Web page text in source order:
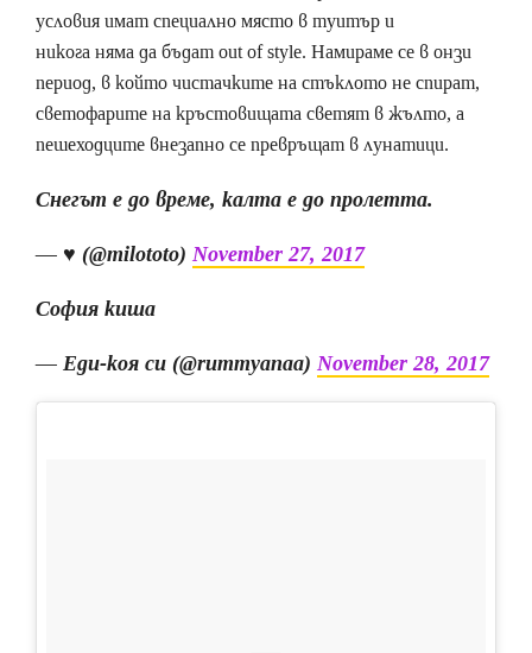
условия имат специално място в туитър и
никога няма да бъдат out of style. Намираме се в онзи
период, в който чистачките на стъклото не спират,
светофарите на кръстовищата светят в жълто, а
пешеходците внезапно се превръщат в лунатици.
Снегът е до време, калта е до пролетта.
— ♥︎ (@milototo) November 27, 2017
София киша
— Еди-коя си (@rummyanaa) November 28, 2017